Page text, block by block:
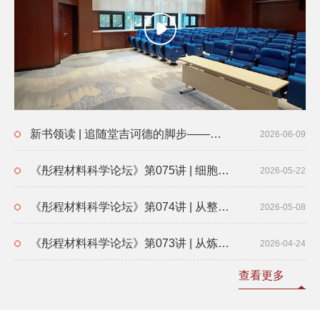
2026-06-09
新书领读 | 追随堂吉诃德的脚步——《西班牙文学史》的编写与出版
2026-05-22
《彤程材料科学论坛》第075讲 | 细胞命运重塑与再生医学
2026-05-08
《彤程材料科学论坛》第074讲 | 从整数几何学到AI4Math的前沿探索
2026-04-24
《彤程材料科学论坛》第073讲 | 从炼金术到人工智能时代的化学科学
查看更多